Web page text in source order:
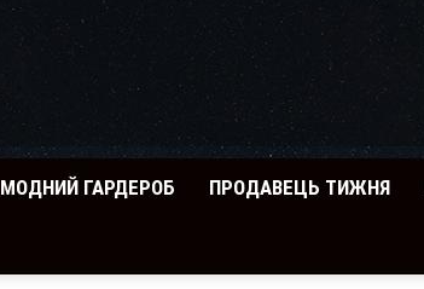
МОДНИЙ ГАРДЕРОБ ПРОДАВЕЦЬ ТИЖНЯ